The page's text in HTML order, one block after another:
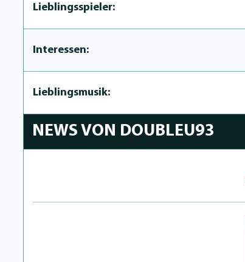
Lieblingsspieler:
Interessen:
Lieblingsmusik:
NEWS VON DOUBLEU93